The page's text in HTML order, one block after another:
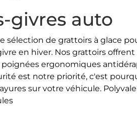
givres auto
sélection de grattoirs à glace
en hiver. Nos grattoirs
poignées ergonomiques
est notre priorité, c'est
sur votre véhicule.